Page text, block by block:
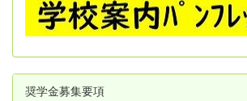
奨学金募集要項